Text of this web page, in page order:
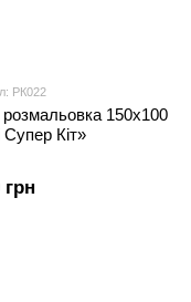
РК022
150х100
Супер Кіт»
грн